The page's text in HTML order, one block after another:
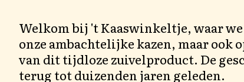
Welkom bij 't Kaaswinkeltje, waar
onze ambachtelijke kazen, maar ook
van dit tijdloze zuivelproduct. De
terug tot duizenden jaren geleden.